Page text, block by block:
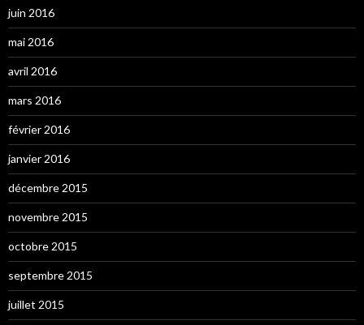
juin 2016
mai 2016
avril 2016
mars 2016
février 2016
janvier 2016
décembre 2015
novembre 2015
octobre 2015
septembre 2015
juillet 2015